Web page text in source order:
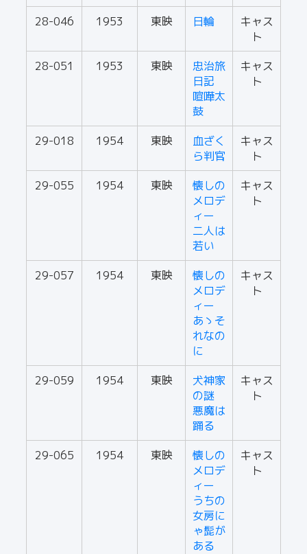
28-046
1953 東映 日輪
キャス
ト
28-051
1953 東映
忠治旅
日記
喧嘩太
鼓
キャス
ト
29-018 1954 東映
血ざく
ら判官
キャス
ト
29-055
1954 東映
懐しの
メロデ
ィー
二人は
若い
キャス
ト
29-057 1954 東映
懐しの
メロデ
ィー
あゝそ
れなの
に
キャス
ト
29-059 1954 東映
犬神家
の謎
悪魔は
踊る
キャス
ト
29-065 1954 東映
懐しの
メロデ
ィー
うちの
女房に
ゃ髭が
ある
キャス
ト